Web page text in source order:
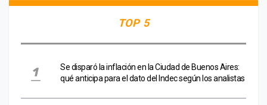
TOP 5
Se disparó la inflación en la Ciudad de Buenos Aires:
qué anticipa para el dato del Indec según los analistas